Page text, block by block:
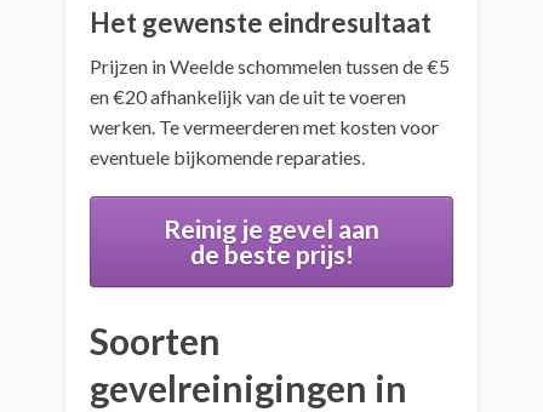
Het gewenste eindresultaat
Prijzen in Weelde schommelen tussen de €5
en €20 afhankelijk van de uit te voeren
werken. Te vermeerderen met kosten voor
eventuele bijkomende reparaties.
Reinig je gevel aan
de beste prijs!
Soorten
gevelreinigingen in